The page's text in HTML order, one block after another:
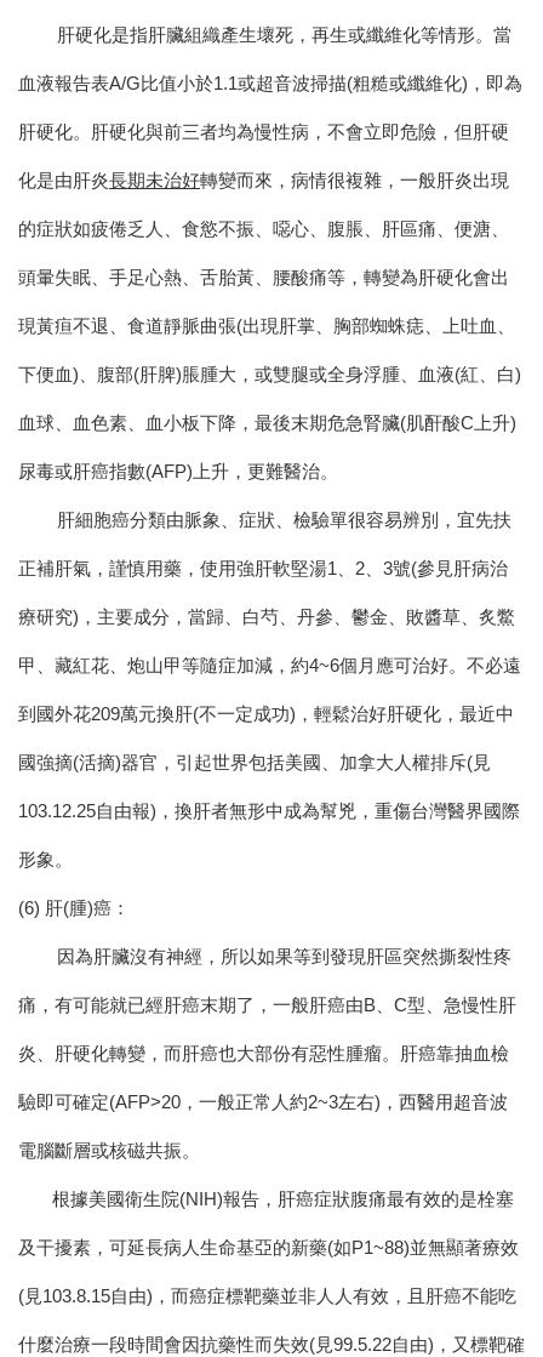
肝硬化是指肝臟組織產生壞死，再生或纖維化等情形。 當
血液報告表A/G比值小於1.1或超音波掃描(粗糙或纖維化)，即為
肝硬化。 肝硬化與前三者均為慢性病，不會立即危險，但肝硬
化是由肝炎長期未治好轉變而來，病情很複雜， 一般肝炎出現
的症狀如疲倦乏人、食慾不振、噁心、腹脹、肝區痛、便溏、
頭暈失眠、手足心熱、舌胎黃、腰酸痛等，轉變為肝硬化會出
現黃疸不退、食道靜脈曲張(出現肝掌、胸部蜘蛛痣、上吐血、
下便血)、腹部(肝脾)脹腫大，或雙腿或全身浮腫、血液(紅、白)
血球、血色素、血小板下降，最後末期危急腎臟(肌酐酸C上升)
尿毒或肝癌指數(AFP)上升，更難醫治。
肝細胞癌分類由脈象、症狀、檢驗單很容易辨別，宜先扶
正補肝氣，謹慎用藥，使用強肝軟堅湯1、2、3號(參見肝病治
療研究)，主要成分，當歸、白芍、丹參、鬱金、敗醬草、炙鱉
甲、藏紅花、炮山甲等隨症加減，約4~6個月應可治好。 不必遠
到國外花209萬元換肝(不一定成功)，輕鬆治好肝硬化，最近中
國強摘(活摘)器官，引起世界包括美國、加拿大人權排斥(見
103.12.25自由報)，換肝者無形中成為幫兇，重傷台灣醫界國際
形象。
(6) 肝(腫)癌：
因為肝臟沒有神經，所以如果等到發現肝區突然撕裂性疼
痛，有可能就已經肝癌末期了，一般肝癌由B、C型、急慢性肝
炎、肝硬化轉變，而肝癌也大部份有惡性腫瘤。 肝癌靠抽血檢
驗即可確定(AFP>20，一般正常人約2~3左右)，西醫用超音波
電腦斷層或核磁共振。
根據美國衛生院(NIH)報告，肝癌症狀腹痛最有效的是栓塞
及干擾素，可延長病人生命基亞的新藥(如P1~88)並無顯著療效
(見103.8.15自由)，而癌症標靶藥並非人人有效，且肝癌不能吃
什麼治療一段時間會因抗藥性而失效(見99.5.22自由)，又標靶確